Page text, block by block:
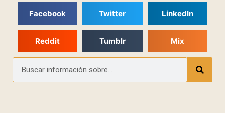
Facebook Twitter LinkedIn
Reddit Tumblr Mix